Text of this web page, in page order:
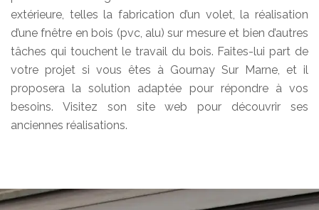
extérieure, telles la fabrication d’un volet, la réalisation
d’une fnêtre en bois (pvc, alu) sur mesure et bien d’autres
tâches qui touchent le travail du bois. Faites-lui part de
votre projet si vous êtes à Gournay Sur Marne, et il
proposera la solution adaptée pour répondre à vos
besoins. Visitez son site web pour découvrir ses
anciennes réalisations.